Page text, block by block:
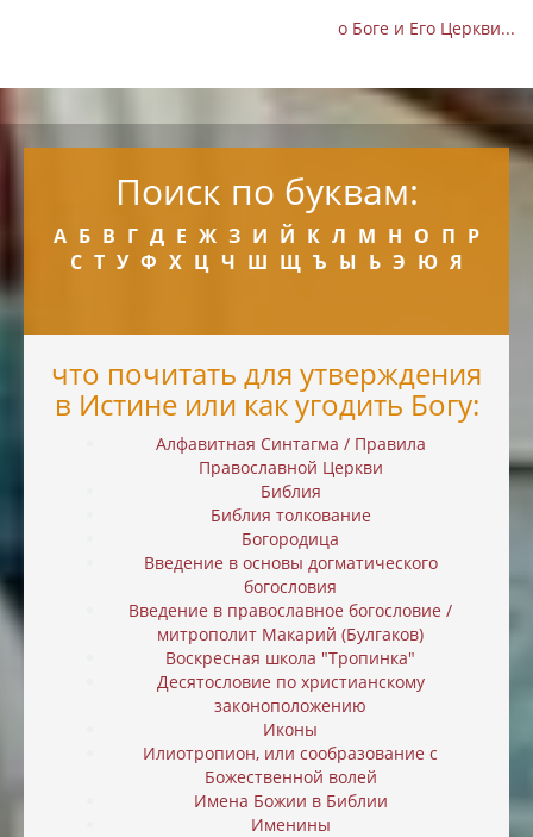
о Боге и Его Церкви...
Поиск по буквам:
А Б В Г Д Е Ж З И Й К Л М Н О П Р
С Т У Ф Х Ц Ч Ш Щ Ъ Ы Ь Э Ю Я
что почитать для утверждения
в Истине или как угодить Богу:
Алфавитная Синтагма / Правила
Православной Церкви
Библия
Библия толкование
Богородица
Введение в основы догматического
богословия
Введение в православное богословие /
митрополит Макарий (Булгаков)
Воскресная школа "Тропинка"
Десятословие по христианскому
законоположению
Иконы
Илиотропион, или cообразование с
Божественной волей
Имена Божии в Библии
Именины